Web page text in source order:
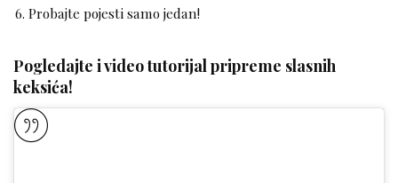
Probajte pojesti samo jedan!
Pogledajte i video tutorijal pripreme slasnih
keksića!